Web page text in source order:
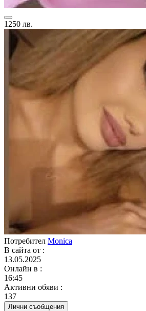
1250 лв.
Потребител Monica
В сайта от :
13.05.2025
Онлайн в :
16:45
Активни обяви :
137
Лични съобщения